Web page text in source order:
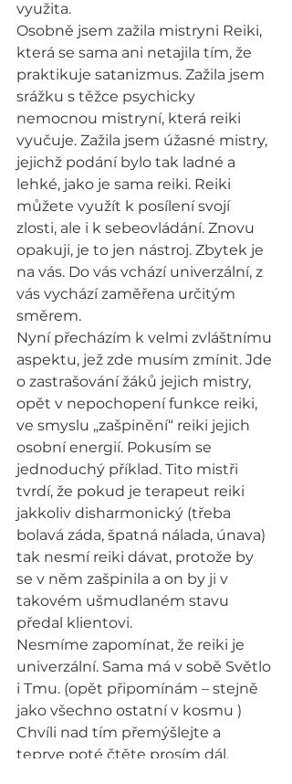
využita.
Osobně jsem zažila mistryni Reiki,
která se sama ani netajila tím, že
praktikuje satanizmus. Zažila jsem
srážku s těžce psychicky
nemocnou mistryní, která reiki
vyučuje. Zažila jsem úžasné mistry,
jejichž podání bylo tak ladné a
lehké, jako je sama reiki. Reiki
můžete využít k posílení svojí
zlosti, ale i k sebeovládání. Znovu
opakuji, je to jen nástroj. Zbytek je
na vás. Do vás vchází univerzální, z
vás vychází zaměřena určitým
směrem.
Nyní přecházím k velmi zvláštnímu
aspektu, jež zde musím zmínit. Jde
o zastrašování žáků jejich mistry,
opět v nepochopení funkce reiki,
ve smyslu „zašpinění“ reiki jejich
osobní energií. Pokusím se
jednoduchý příklad. Tito mistři
tvrdí, že pokud je terapeut reiki
jakkoliv disharmonický (třeba
bolavá záda, špatná nálada, únava)
tak nesmí reiki dávat, protože by
se v něm zašpinila a on by ji v
takovém ušmudlaném stavu
předal klientovi.
Nesmíme zapomínat, že reiki je
univerzální. Sama má v sobě Světlo
i Tmu. (opět připomínám – stejně
jako všechno ostatní v kosmu )
Chvíli nad tím přemýšlejte a
teprve poté čtěte prosím dál.